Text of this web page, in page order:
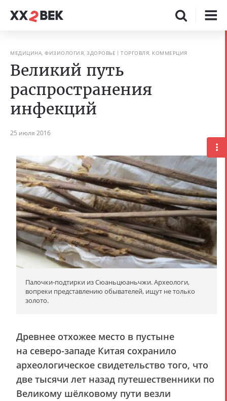
МЕДИЦИНА, ФИЗИОЛОГИЯ, ЗДОРОВЬЕ ТОРГОВЛЯ, КОММЕРЦИЯ
Великий путь
распространения
инфекций
25 июля 2016
Палочки-подтирки из Сюаньцюаньчжи. Археологи,
вопреки представлению обывателей, ищут не только
золото.
Древнее отхожее место в пустыне
на северо-западе Китая сохранило
археологическое свидетельство того, что
две тысячи лет назад путешественники по
Великому шёлковому пути везли